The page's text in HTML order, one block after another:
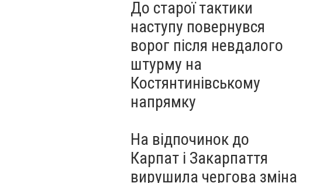
До старої тактики
наступу повернувся
ворог після невдалого
штурму на
Костянтинівському
напрямку
На відпочинок до
Карпат і Закарпаття
вирушила чергова зміна